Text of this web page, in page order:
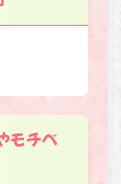
モチベ